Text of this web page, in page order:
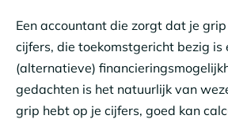
Een accountant die zorgt dat je
cijfers, die toekomstgericht bezig is
(alternatieve)
gedachten is het natuurlijk van
grip hebt op je cijfers, goed kan